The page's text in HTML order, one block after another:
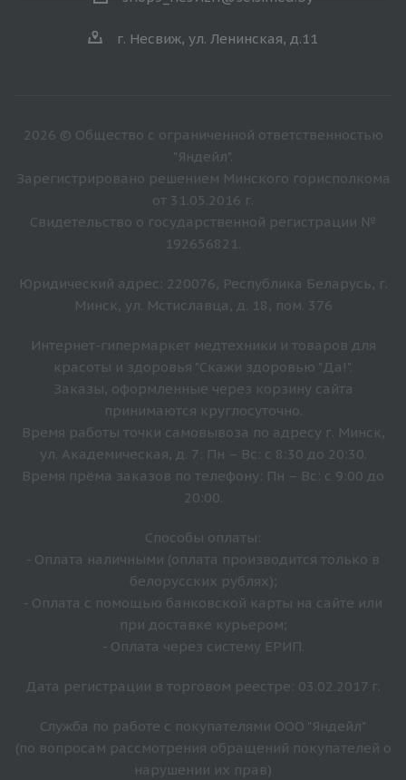
г. Несвиж, ул. Ленинская, д.11
2026 © Общество с ограниченной ответственностью
"Яндейл".
Зарегистрировано решением Минского горисполкома
от 31.05.2016 г.
Свидетельство о государственной регистрации №
192656821.
Юридический адрес: 220076, Республика Беларусь, г.
Минск, ул. Мстиславца, д. 18, пом. 376
Интернет-гипермаркет медтехники и товаров для
красоты и здоровья "Скажи здоровью "Да!".
Заказы, оформленные через корзину сайта
принимаются круглосуточно.
Время работы точки самовывоза по адресу г. Минск,
ул. Академическая, д. 7: Пн – Вс: с 8:30 до 20:30.
Время прёма заказов по телефону: Пн – Вс: с 9:00 до
20:00.
Способы оплаты:
- Оплата наличными (оплата производится только в
белорусских рублях);
- Оплата с помощью банковской карты на сайте или
при доставке курьером;
- Оплата через систему ЕРИП.
Дата регистрации в торговом реестре: 03.02.2017 г.
Служба по работе с покупателями ООО "Яндейл"
(по вопросам рассмотрения обращений покупателей о
нарушении их прав)